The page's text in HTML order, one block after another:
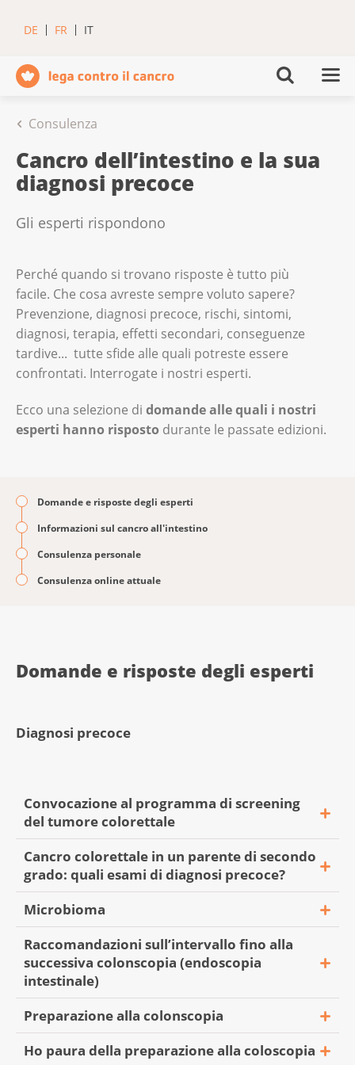
DE FR IT
Consulenza
Cancro dell’intestino e la sua
diagnosi precoce
Gli esperti rispondono
Perché quando si trovano risposte è tutto più
facile. Che cosa avreste sempre voluto sapere?
Prevenzione, diagnosi precoce, rischi, sintomi,
diagnosi, terapia, effetti secondari, conseguenze
tardive... tutte sfide alle quali potreste essere
confrontati. Interrogate i nostri esperti.
Ecco una selezione di domande alle quali i nostri
esperti hanno risposto durante le passate edizioni.
Domande e risposte degli esperti
Informazioni sul cancro all'intestino
Consulenza personale
Consulenza online attuale
Domande e risposte degli esperti
Diagnosi precoce
Convocazione al programma di screening
del tumore colorettale
«Buongiorno,
ho più di 50 anni e non ho ancora
ricevuto l’invito al programma di
screening del cancro colorettale. Che
cosa devo fare?»
— Domanda di S. (20 marzo 2024)­
Consulenti della Linea
cancro:
Cancro colorettale in un parente di secondo
grado: quali esami di diagnosi precoce?
«Buongiorno,
mia nonna ha avuto un cancro
colorettale. Nell’opuscolo sullo screening
viene raccomandata una colonscopia se
un parente di primo grado è stato colpito
dal cancro colorettale. Siccome mia
Microbioma
« Salve,
a diverse persone della mia famiglia è
stato diagnosticato un cancro (padre con
cancro colorettale, zio con cancro della
Raccomandazioni sull’intervallo fino alla
successiva colonscopia (endoscopia
intestinale)
«Ho 54 anni e ho fatto la mia prima
Preparazione alla colonscopia
Ho paura della preparazione alla coloscopia